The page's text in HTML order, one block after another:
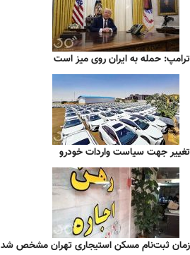
ترامپ: حمله به ایران روی میز است
تغییر جهت سیاست واردات خودرو
زمان ثبت‌نام مسکن استیجاری تهران مشخص شد